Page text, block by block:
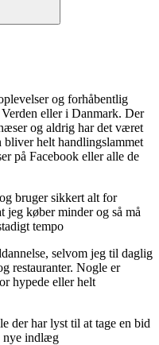
og forhåbentlig
eller i Danmark. Der
og aldrig har det været
bliver helt handlingslammet
på Facebook eller alle de
bruger sikkert alt for
jeg køber minder og så må
tempo
selvom jeg til daglig
restauranter. Nogle er
hypede eller helt
der har lyst til at tage en bid
nye indlæg